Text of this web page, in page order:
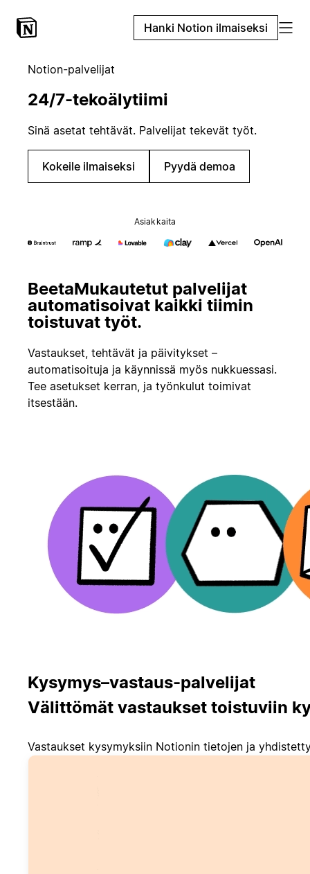
Hanki Notion ilmaiseksi
Notion-palvelijat
24/7-tekoälytiimi
Sinä asetat tehtävät. Palvelijat tekevät työt.
Kokeile ilmaiseksi Pyydä demoa
Asiakkaita
BeetaMukautetut palvelijat
automatisoivat kaikki tiimin
toistuvat työt.
Vastaukset, tehtävät ja päivitykset –
automatisoituja ja käynnissä myös nukkuessasi.
Tee asetukset kerran, ja työnkulut toimivat
itsestään.
Kysymys–vastaus-palvelijat
Välittömät vastaukset toistuviin
Vastaukset kysymyksiin Notionin tietojen ja